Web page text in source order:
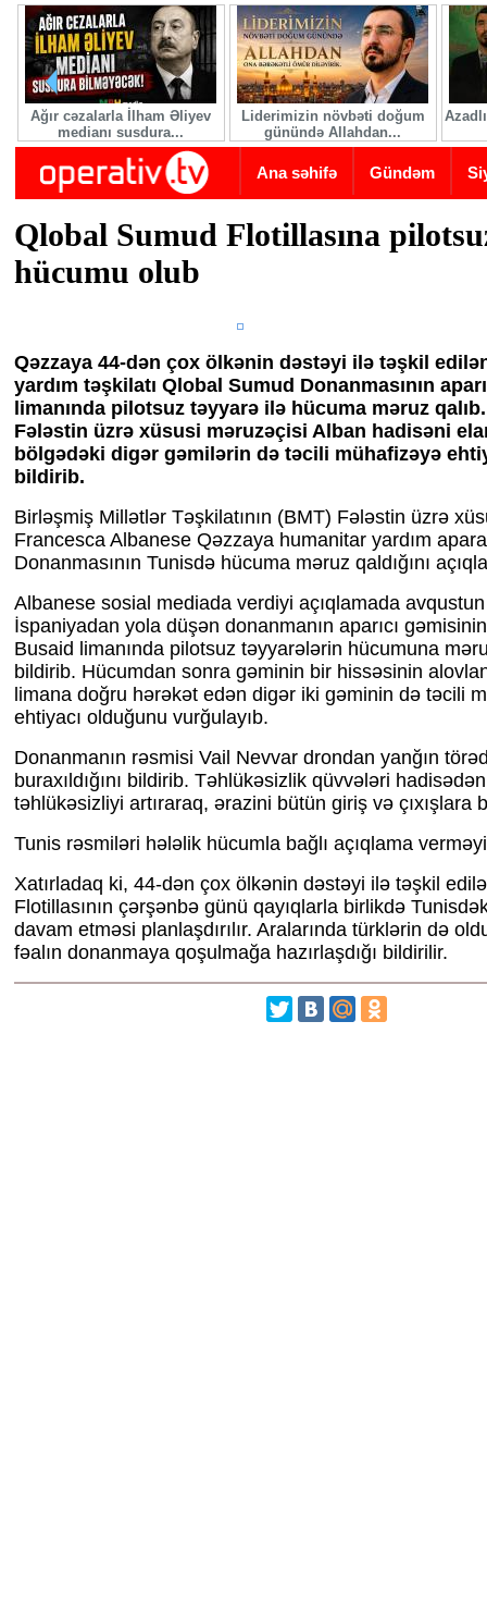
Skip to main content
Ağır cəzalarla İlham Əliyev
medianı susdura...
Liderimizin növbəti doğum
günündə Allahdan...
Ana səhifə Gündəm
Qlobal Sumud Flotillasına
hücumu olub
Qəzzaya 44-dən çox ölkənin dəstəyi ilə təşkil
yardım təşkilatı Qlobal Sumud Donanmasının
limanında pilotsuz təyyarə ilə hücuma məruz
Fələstin üzrə xüsusi məruzəçisi Alban hadisəni
bölgədəki digər gəmilərin də təcili mühafizəyə
bildirib.
Birləşmiş Millətlər Təşkilatının (BMT) Fələstin üzrə
Francesca Albanese Qəzzaya humanitar yardım
Donanmasının Tunisdə hücuma məruz qaldığını
Albanese sosial mediada verdiyi açıqlamada
İspaniyadan yola düşən donanmanın aparıcı
Busaid limanında pilotsuz təyyarələrin hücumuna
bildirib. Hücumdan sonra gəminin bir hissəsinin
limana doğru hərəkət edən digər iki gəminin də təcili
ehtiyacı olduğunu vurğulayıb.
Donanmanın rəsmisi Vail Nevvar drondan yanğın
buraxıldığını bildirib. Təhlükəsizlik qüvvələri
təhlükəsizliyi artıraraq, ərazini bütün giriş və çıxışlara
Tunis rəsmiləri hələlik hücumla bağlı açıqlama
Xatırladaq ki, 44-dən çox ölkənin dəstəyi ilə təşkil
Flotillasının çərşənbə günü qayıqlarla birlikdə
davam etməsi planlaşdırılır. Aralarında türklərin də
fəalın donanmaya qoşulmağa hazırlaşdığı bildirilir.